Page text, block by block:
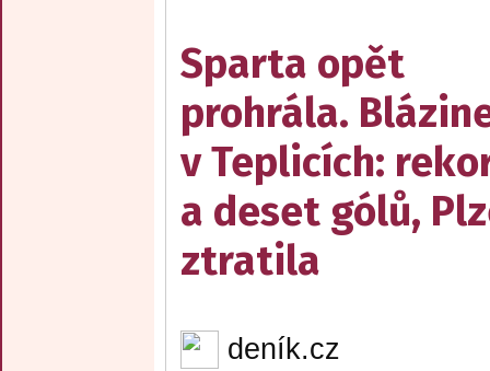
Sparta opět
prohrála.
v Teplicích:
a deset gólů,
ztratila
deník.cz